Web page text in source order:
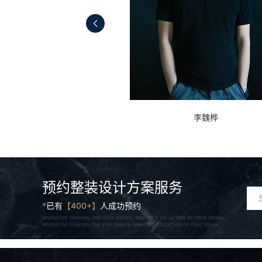
李魏桦
预约整装设计方案服务
*已有 【400+】 人成功预约